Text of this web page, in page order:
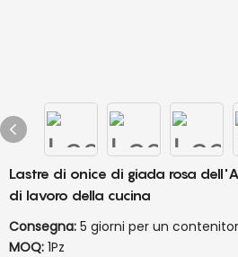
Lastre di onice di giada rosa
di lavoro della cucina
Consegna: 5 giorni per un
MOQ: 1Pz